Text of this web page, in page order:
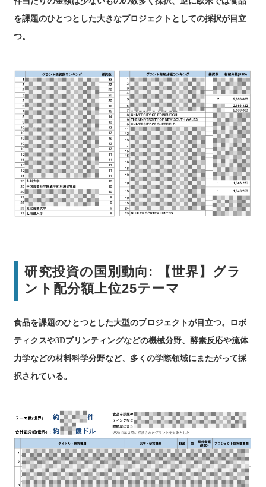
を課題のひとつとした大きなプロジェクトとしての採択が目立
つ。
研究投資の国別動向: 【世界】グラ
ント配分額上位25テーマ
食品を課題のひとつとした大型のプロジェクトが目立つ。ロボ
ティクスや3Dプリンティングなどの機械分野、酵素反応や流体
力学などの材料科学分野など、多くの学際領域にまたがって採
択されている。